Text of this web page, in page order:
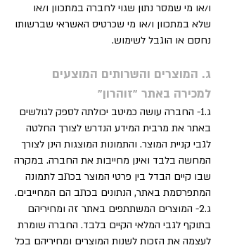
ו/או מי שמסר נתון שגוי לחברה במתכוון ו/או
שלא במתכוון ו/או מי שכרטיס האשראי שברשותו
נחסם או הוגבל לשימוש.
ג. המוצרים והשרותים המוצעים
למכירה באתר "זוהרון"
ג.1- החברה עושה כמיטב יכולתה לספק לגולשים
באתר את מרבית המידע הנדרש לצורך החלטה
לגבי קניית המוצר. והתמונות המוצגות הינן לצורך
המחשה בלבד ואינן מחייבות את החברה. במקרה
שבו קיים הבדל בין פרטי המוצר בכתב לתמונה
המתפרסמת באתר, הנתונים בכתב הם המחייבים.
ג.2- המוצרים המשתתפים באתר זה ומחיריהם
בתוקף לגבי המלאי הקיים בלבד. החברה שומרת
לעצמה את הזכות לשנות המוצרים ומחיריהם בכל